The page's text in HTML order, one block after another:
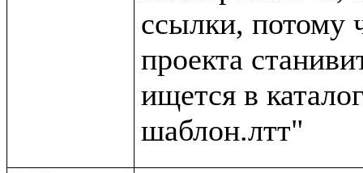
ссылки, потому
проекта
ищется в